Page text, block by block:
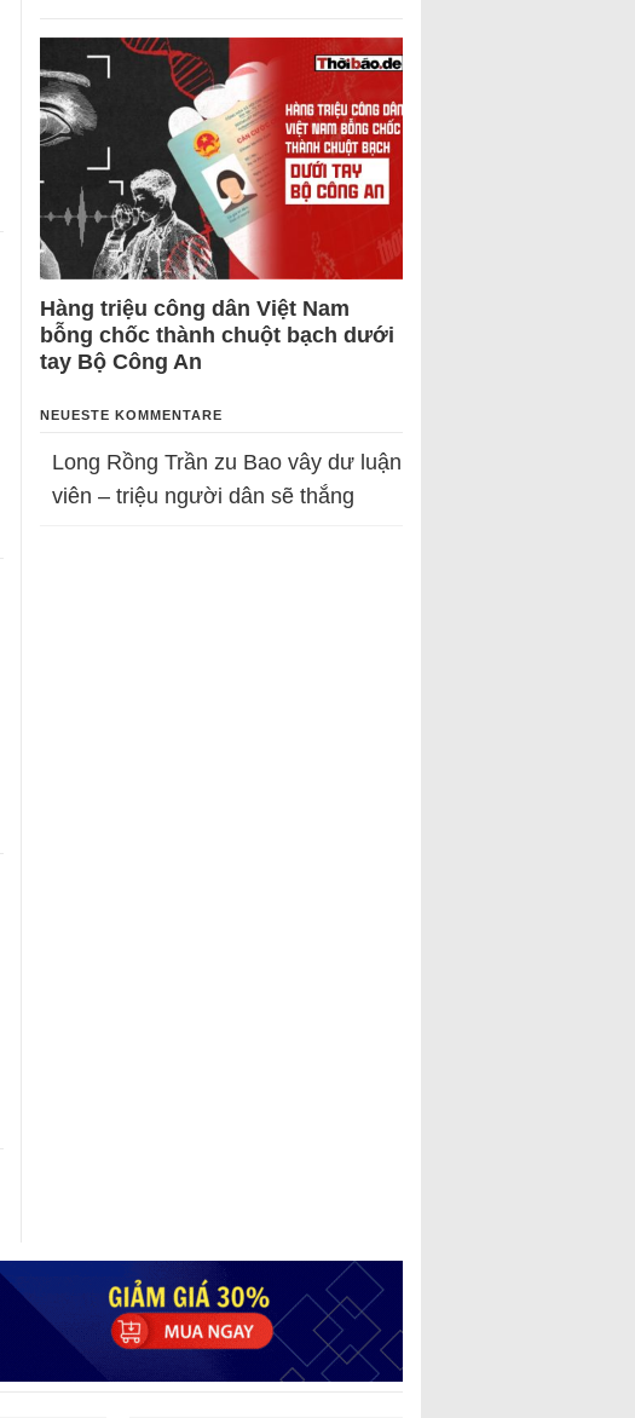
Hàng triệu công dân Việt Nam
bỗng chốc thành chuột bạch dưới
tay Bộ Công An
NEUESTE KOMMENTARE
Long Rồng Trần zu Bao vây dư luận
viên – triệu người dân sẽ thắng